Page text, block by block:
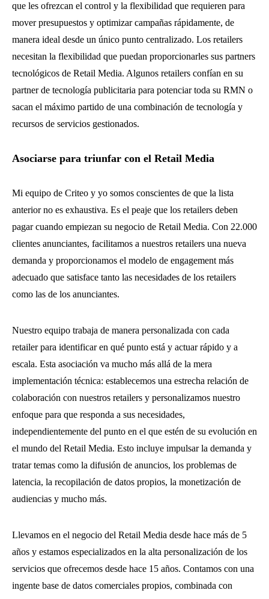
que les ofrezcan el control y la flexibilidad que requieren para
mover presupuestos y optimizar campañas rápidamente, de
manera ideal desde un único punto centralizado. Los retailers
necesitan la flexibilidad que puedan proporcionarles sus partners
tecnológicos de Retail Media. Algunos retailers confían en su
partner de tecnología publicitaria para potenciar toda su RMN o
sacan el máximo partido de una combinación de tecnología y
recursos de servicios gestionados.
Asociarse para triunfar con el Retail Media
Mi equipo de Criteo y yo somos conscientes de que la lista
anterior no es exhaustiva. Es el peaje que los retailers deben
pagar cuando empiezan su negocio de Retail Media. Con 22.000
clientes anunciantes, facilitamos a nuestros retailers una nueva
demanda y proporcionamos el modelo de engagement más
adecuado que satisface tanto las necesidades de los retailers
como las de los anunciantes.
Nuestro equipo trabaja de manera personalizada con cada
retailer para identificar en qué punto está y actuar rápido y a
escala. Esta asociación va mucho más allá de la mera
implementación técnica: establecemos una estrecha relación de
colaboración con nuestros retailers y personalizamos nuestro
enfoque para que responda a sus necesidades,
independientemente del punto en el que estén de su evolución en
el mundo del Retail Media. Esto incluye impulsar la demanda y
tratar temas como la difusión de anuncios, los problemas de
latencia, la recopilación de datos propios, la monetización de
audiencias y mucho más.
Llevamos en el negocio del Retail Media desde hace más de 5
años y estamos especializados en la alta personalización de los
servicios que ofrecemos desde hace 15 años. Contamos con una
ingente base de datos comerciales propios, combinada con